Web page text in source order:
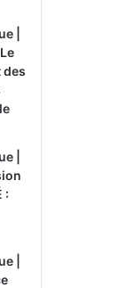
|
des
|
:
|